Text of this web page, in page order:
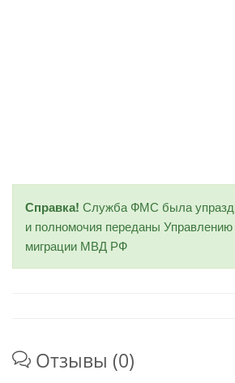
Справка! Служба ФМС была
и полномочия переданы
миграции МВД РФ
Отзывы (0)